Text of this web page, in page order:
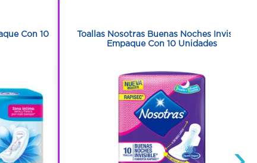
Con 10
Toallas Nosotras Buenas Noches Invisible
Empaque Con 10 Unidades